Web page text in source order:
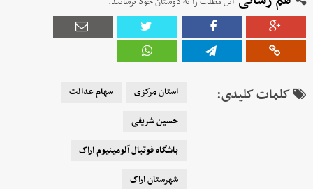
کلمات کلیدی: استان مرکزی
سهام عدالت
حسین شریفی
باشگاه فوتبال آلومینیوم اراک
شهرستان اراک